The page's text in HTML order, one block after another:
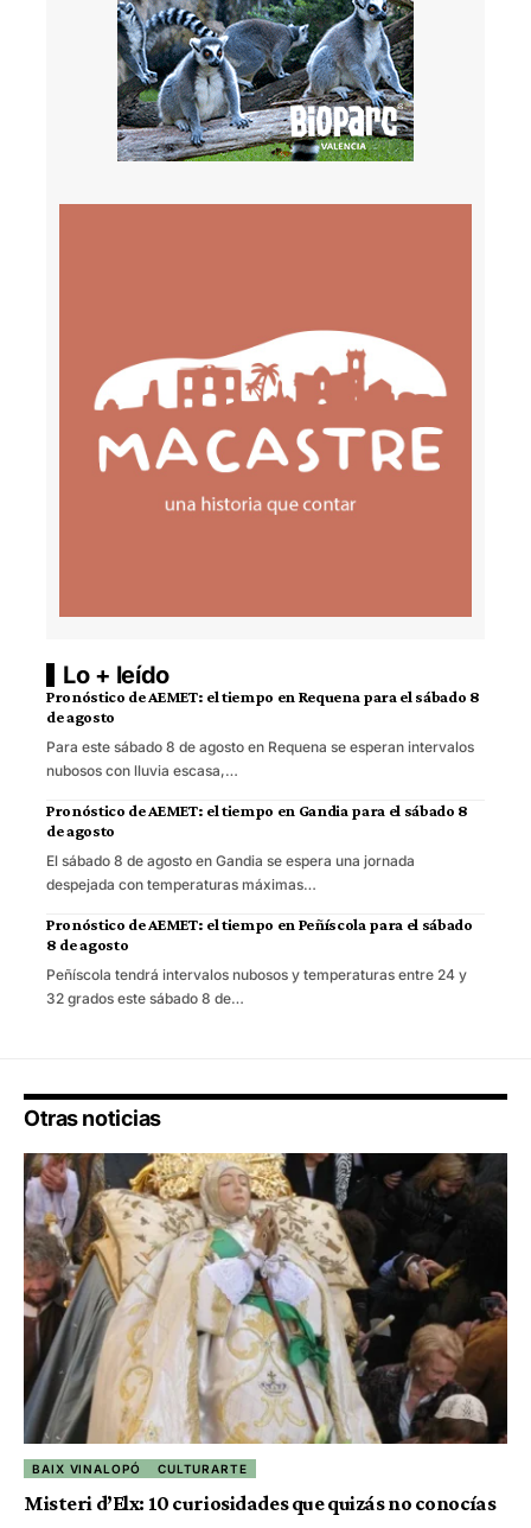
Lo + leído
Pronóstico de AEMET: el tiempo en Requena para el sábado 8
de agosto
Para este sábado 8 de agosto en Requena se esperan intervalos
nubosos con lluvia escasa,…
Pronóstico de AEMET: el tiempo en Gandia para el sábado 8
de agosto
El sábado 8 de agosto en Gandia se espera una jornada
despejada con temperaturas máximas…
Pronóstico de AEMET: el tiempo en Peñíscola para el sábado
8 de agosto
Peñíscola tendrá intervalos nubosos y temperaturas entre 24 y
32 grados este sábado 8 de…
Otras noticias
BAIX VINALOPÓ CULTURARTE
Misteri d’Elx: 10 curiosidades que quizás no conocías